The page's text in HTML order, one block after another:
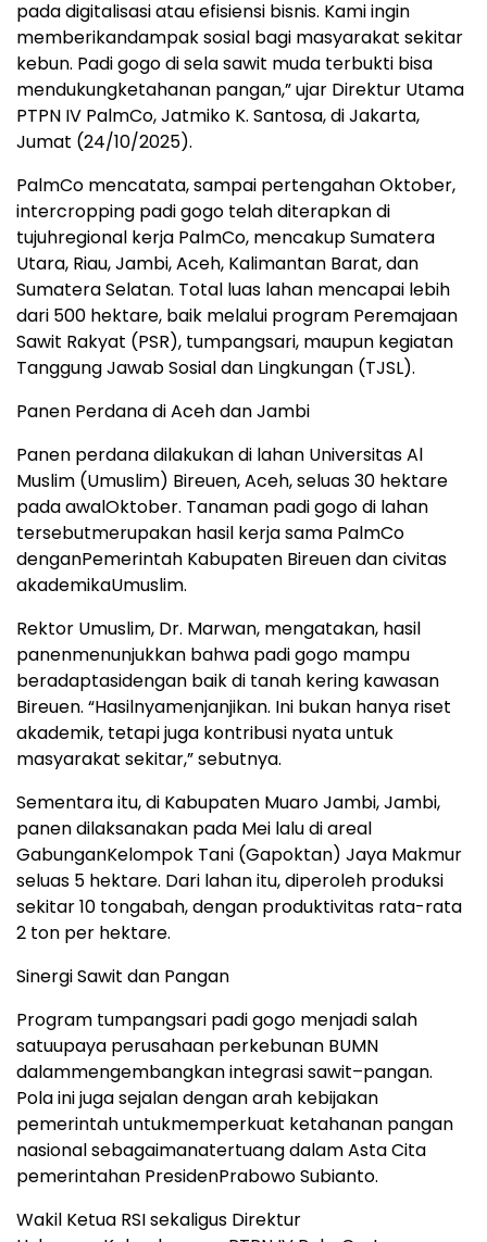
padadigitalisasiatauefisiensi bisnis. Kamiingin
memberikandampaksosial bagi masyarakat sekitar
kebun. Padigogodi selasawit muda terbukti bisa
mendukungketahanan pangan,”ujar Direktur Utama
PTPN IV PalmCo,Jatmiko K. Santosa, di Jakarta,
Jumat (24/10/2025).
PalmCo mencatata,sampai pertengahanOktober,
intercropping padigogo telahditerapkandi
tujuhregional kerja PalmCo, mencakupSumatera
Utara, Riau, Jambi, Aceh, Kalimantan Barat, dan
Sumatera Selatan. Total luas lahan mencapai lebih
dari 500 hektare, baik melalui program Peremajaan
Sawit Rakyat (PSR), tumpangsari, maupun kegiatan
TanggungJawab Sosial dan Lingkungan (TJSL).
Panen Perdana di Aceh dan Jambi
Panen perdanadilakukandi lahan Universitas Al
Muslim (Umuslim) Bireuen, Aceh,seluas30 hektare
padaawalOktober. Tanaman padigogodi lahan
tersebutmerupakan hasil kerjasama PalmCo
denganPemerintah Kabupaten Bireuendan civitas
akademikaUmuslim.
Rektor Umuslim, Dr. Marwan, mengatakan, hasil
panenmenunjukkan bahwa padigogo mampu
beradaptasidengan baikdi tanah kering kawasan
Bireuen. “Hasilnyamenjanjikan. Ini bukan hanya riset
akademik, tetapijuga kontribusi nyatauntuk
masyarakat sekitar,”sebutnya.
Sementaraitu, di Kabupaten MuaroJambi, Jambi,
panendilaksanakan pada Mei laludi areal
GabunganKelompok Tani (Gapoktan) Jaya Makmur
seluas 5 hektare. Dari lahanitu,diperoleh produksi
sekitar10 tongabah,dengan produktivitas rata-rata
2 ton per hektare.
SinergiSawit dan Pangan
Program tumpangsari padigogo menjadisalah
satuupaya perusahaan perkebunan BUMN
dalammengembangkanintegrasisawit–pangan.
Polainijugasejalandenganarah kebijakan
pemerintahuntukmemperkuat ketahanan pangan
nasionalsebagaimanatertuangdalamAsta Cita
pemerintahan PresidenPrabowoSubianto.
Wakil Ketua RSIsekaligus Direktur